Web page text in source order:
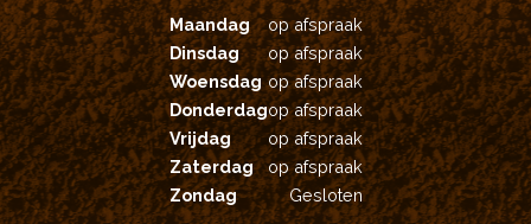
Maandag
op afspraak
Dinsdag
op afspraak
Woensdag op afspraak
Donderdagop afspraak
Vrijdag
op afspraak
Zaterdag
op afspraak
Zondag
Gesloten